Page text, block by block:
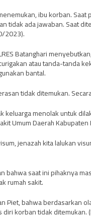
ibu korban.
tidak ada jawaban. Saat
2023).
Batanghari
atau tanda-tanda
bantal.
tidak ditemukan.
keluarga menolak untuk
Umum Daerah
jenazah kita lalukan
bahwa saat ini pihaknya
rumah sakit.
Piet, bahwa berdasarkan
korban tidak ditemukan.